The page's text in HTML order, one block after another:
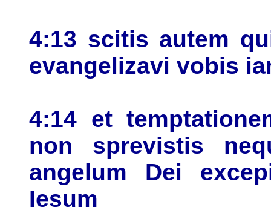
4:13 scitis autem
evangelizavi vobis
4:14 et
non sprevistis
angelum Dei
Iesum